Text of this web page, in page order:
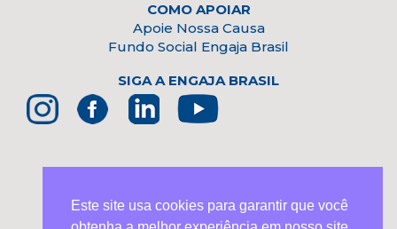
COMO APOIAR
Apoie Nossa Causa
Fundo Social Engaja Brasil
SIGA A ENGAJA BRASIL
PARCEIRO INSTITUCIONAL
Este site usa cookies para garantir que você